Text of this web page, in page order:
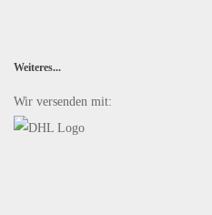
Weiteres...
Wir versenden mit: